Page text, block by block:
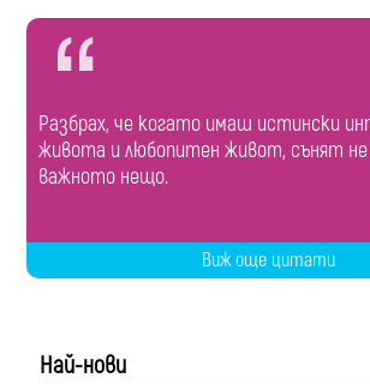
Разбрах, че когато имаш истински
живота и любопитен живот, сънят не
важното нещо.
Виж още цитати
Най-нови